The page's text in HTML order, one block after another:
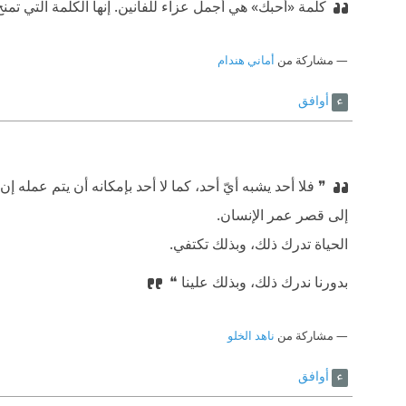
كلمة «أحبك» هي أجمل عزاء للفانين. إنها الكلمة التي
مشاركة من أماني هندام
أوافق
❞ فلا أحد يشبه أيّ أحد، كما لا أحد بإمكانه أن يتم
إلى قصر عمر الإنسان.
⁠‫الحياة تدرك ذلك، وبذلك تكتفي.
⁠‫بدورنا ندرك ذلك، وبذلك علينا ❝
مشاركة من ناهد الخلو
أوافق